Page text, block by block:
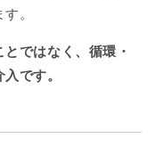
。
ではなく、循環・
です。